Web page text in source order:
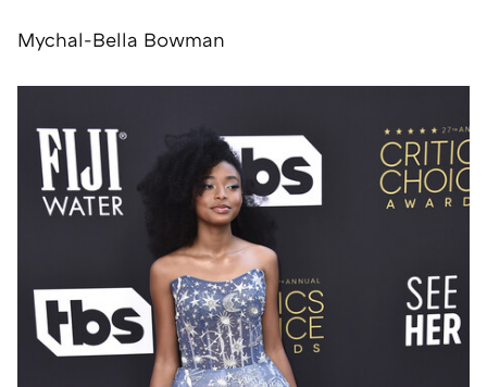
Mychal-Bella Bowman